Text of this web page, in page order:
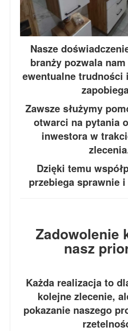
Nasze
branży pozwala
ewentualne trudności
Zawsze służymy
otwarci na pytania
inwestora w
Dzięki temu
przebiega sprawnie
Zadowolenie
nasz
Każda realizacja to
kolejne zlecenie,
pokazanie naszego